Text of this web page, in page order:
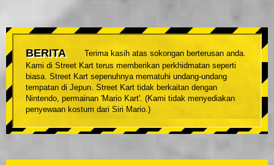
BERITA
Terima kasih atas sokongan berterusan anda.
Kami di Street Kart terus memberikan perkhidmatan seperti
biasa. Street Kart sepenuhnya mematuhi undang-undang
tempatan di Jepun. Street Kart tidak berkaitan dengan
Nintendo, permainan 'Mario Kart'. (Kami tidak menyediakan
penyewaan kostum dari Siri Mario.)